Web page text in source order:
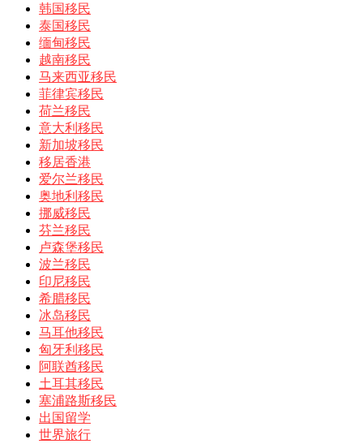
韩国移民
泰国移民
缅甸移民
越南移民
马来西亚移民
菲律宾移民
荷兰移民
意大利移民
新加坡移民
移居香港
爱尔兰移民
奥地利移民
挪威移民
芬兰移民
卢森堡移民
波兰移民
印尼移民
希腊移民
冰岛移民
马耳他移民
匈牙利移民
阿联酋移民
土耳其移民
塞浦路斯移民
出国留学
世界旅行